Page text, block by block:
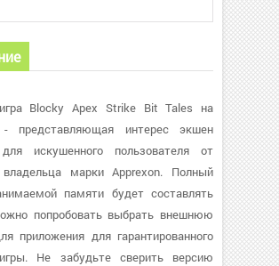
Blocky Apex Strike Bit Tales на
представляющая интерес экшен
искушенного пользователя от
владельца марки Apprexon. Полный
памяти будет составлять
попробовать выбрать внешнюю
приложения для гарантированного
Не забудьте сверить версию